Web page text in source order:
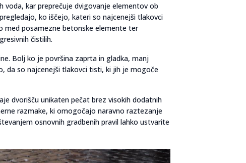
kar preprečuje dvigovanje elementov ob
ko iščejo, kateri so najcenejši tlakovci
med posamezne betonske elemente ter
čistilih.
Bolj ko je površina zaprta in gladka, manj
da so najcenejši tlakovci tisti, ki jih je mogoče
dvorišču unikaten pečat brez visokih dodatnih
razmake, ki omogočajo naravno raztezanje
osnovnih gradbenih pravil lahko ustvarite